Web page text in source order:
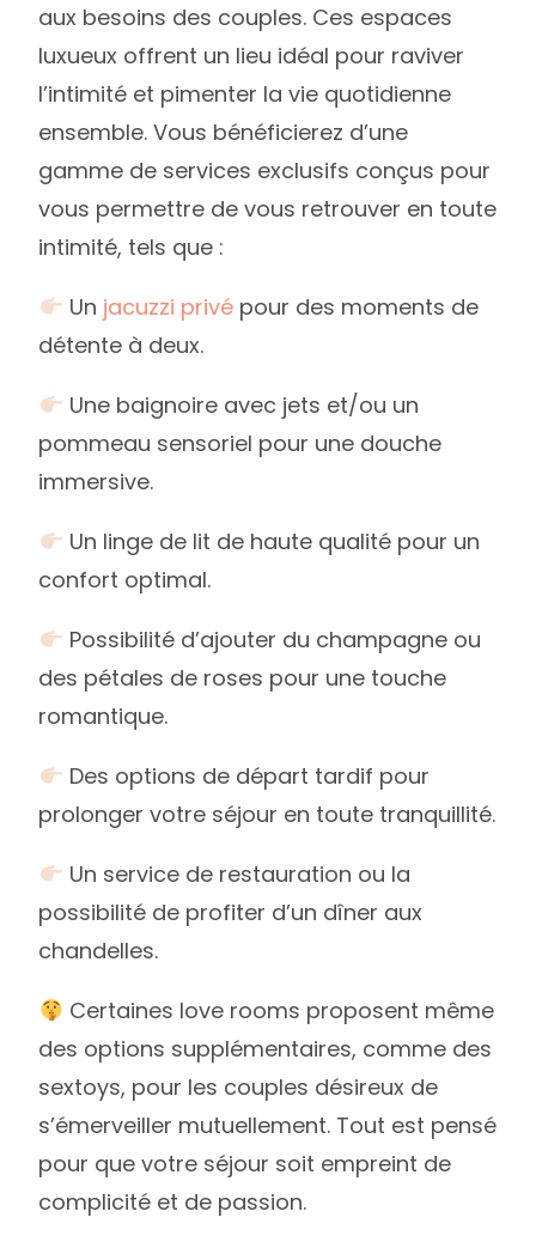
aux besoins des couples. Ces espaces
luxueux offrent un lieu idéal pour raviver
l’intimité et pimenter la vie quotidienne
ensemble. Vous bénéficierez d’une
gamme de services exclusifs conçus pour
vous permettre de vous retrouver en toute
intimité, tels que :
Un jacuzzi privépour des moments de
détente à deux.
Une baignoire avec jets et/ou un
pommeau sensoriel pour une douche
immersive.
Un linge de lit de haute qualité pour un
confort optimal.
Possibilité d’ajouter du champagne ou
des pétales de roses pour une touche
romantique.
Des options de départ tardif pour
prolonger votre séjour en toute tranquillité.
Un service de restauration ou la
possibilité de profiter d’un dîner aux
chandelles.
Certaines love rooms proposent même
des options supplémentaires, comme des
sextoys, pour les couples désireux de
s’émerveiller mutuellement. Tout est pensé
pour que votre séjour soit empreint de
complicité et de passion.